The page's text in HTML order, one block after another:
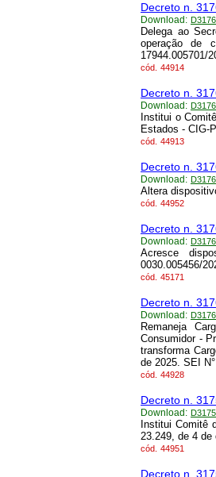
Decreto n.
Download:
Delega ao
operação de
17944.005701/
cód. 44914
Decreto n.
Download:
Institui o
Estados - CIG-
cód. 44913
Decreto n.
Download:
Altera
cód. 44952
Decreto n.
Download:
Acresce
0030.005456/
cód. 45171
Decreto n.
Download:
Remaneja
Consumidor -
transforma
de 2025. SEI
cód. 44928
Decreto n.
Download:
Institui Comitê
23.249, de 4 de
cód. 44951
Decreto n.